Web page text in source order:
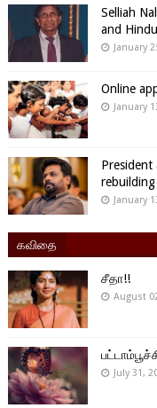
Selliah
and
January
Online
January
President
January
கவிதை
சீதா!!
August
July 31,